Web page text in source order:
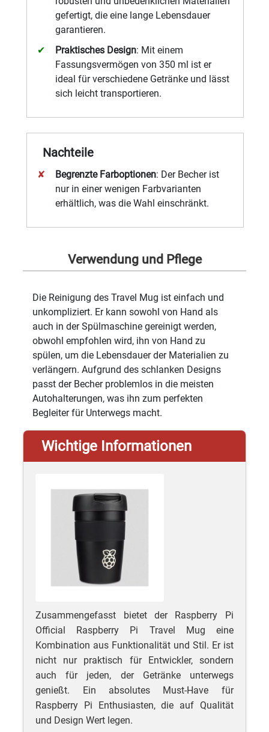
gefertigt, die eine lange Lebensdauer
garantieren.
Praktisches Design: Mit einem
Fassungsvermögen von 350 ml ist er
ideal für verschiedene Getränke und lässt
sich leicht transportieren.
Nachteile
Begrenzte Farboptionen: Der Becher ist
nur in einer wenigen Farbvarianten
erhältlich, was die Wahl einschränkt.
Verwendung und Pflege
Die Reinigung des Travel Mug ist einfach und
unkompliziert. Er kann sowohl von Hand als
auch in der Spülmaschine gereinigt werden,
obwohl empfohlen wird, ihn von Hand zu
spülen, um die Lebensdauer der Materialien zu
verlängern. Aufgrund des schlanken Designs
passt der Becher problemlos in die meisten
Autohalterungen, was ihn zum perfekten
Begleiter für Unterwegs macht.
Wichtige Informationen
Zusammengefasst bietet der Raspberry Pi
Official Raspberry Pi Travel Mug eine
Kombination aus Funktionalität und Stil. Er ist
nicht nur praktisch für Entwickler, sondern
auch für jeden, der Getränke unterwegs
genießt. Ein absolutes Must-Have für
Raspberry Pi Enthusiasten, die auf Qualität
und Design Wert legen.